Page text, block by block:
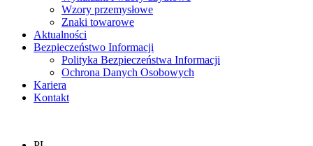
Wzory przemysłowe
Znaki towarowe
Aktualności
Bezpieczeństwo Informacji
Polityka Bezpieczeństwa Informacji
Ochrona Danych Osobowych
Kariera
Kontakt